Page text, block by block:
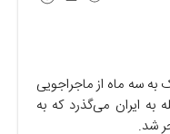
به سه ماه از ماجراجویی
به ایران می‌گذرد که به
شد.